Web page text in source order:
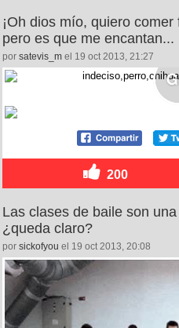
¡Oh dios mío, quiero
pero es que me encantan...
por satevis_m el 19 oct 2013, 21:27
200
Las clases de baile son
¿queda claro?
por sickofyou el 19 oct 2013, 20:08